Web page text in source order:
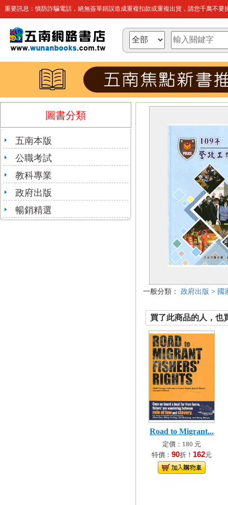
重要訊息：慎防詐騙電話，絕無簽單錯誤造成重複扣款或重複出貨，請您千萬不要
圖書分類
五南本版
公職考試
教科專業
政府出版
暢銷精選
一般分類： 政府出版 > 國
買了此商品的人，也
Road to Migrant...
定價：180 元
特價： 90折！ 162元